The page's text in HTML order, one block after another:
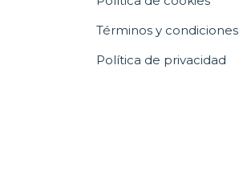
Términos y condiciones
Política de privacidad